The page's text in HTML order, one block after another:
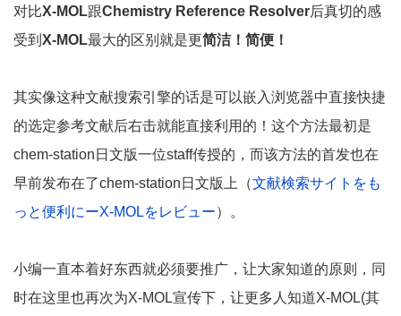
对比X-MOL跟Chemistry Reference Resolver后真切的感
受到 X-MOL最大的区别就是更简洁！简便！
其实像这种文献搜索引擎的话是可以嵌入浏览器中直接快捷
的选定参考文献后右击就能直接利用的！这个方法最初是
chem-station日文版一位staff传授的，而该方法的首发也在
早前发布在了chem-station日文版上（文献検索サイトをも
っと便利にーX-MOLをレビュー）。
小编一直本着好东西就必须要推广，让大家知道的原则，同
时在这里也再次为X-MOL宣传下，让更多人知道X-MOL(其